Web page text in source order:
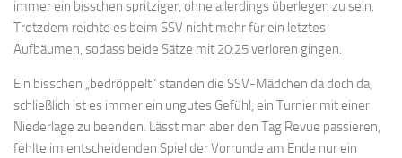
immer ein bisschen spritziger, ohne allerdings überlegen zu sein.
Trotzdem reichte es beim SSV nicht mehr für ein letztes
Aufbäumen, sodass beide Sätze mit 20:25 verloren gingen.
Ein bisschen „bedröppelt“ standen die SSV-Mädchen da doch da,
schließlich ist es immer ein ungutes Gefühl, ein Turnier mit einer
Niederlage zu beenden. Lässt man aber den Tag Revue passieren,
fehlte im entscheidenden Spiel der Vorrunde am Ende nur ein